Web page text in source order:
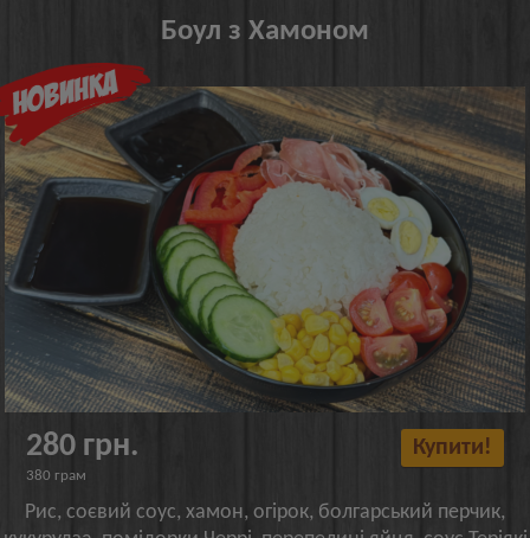
Боул з Хамоном
280 грн.
380 грам
Купити!
Рис, соєвий соус, хамон, огірок, болгарський перчик,